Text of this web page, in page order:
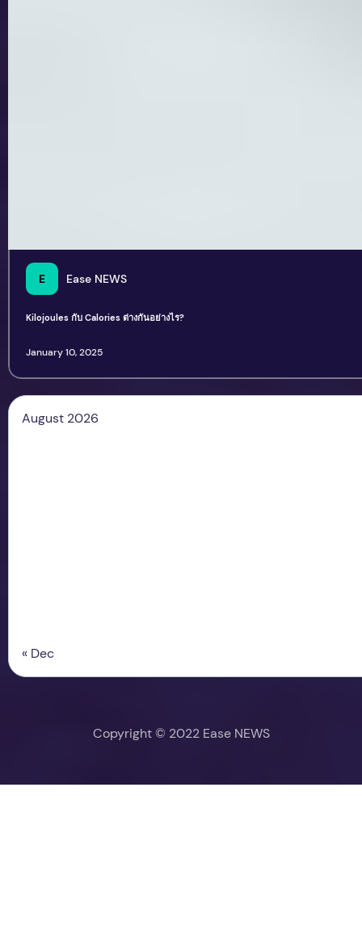
E Ease NEWS
Kilojoules กับ Calories ต่างกันอย่างไร?
January 10, 2025
August 2026
« Dec
Copyright © 2022 Ease NEWS